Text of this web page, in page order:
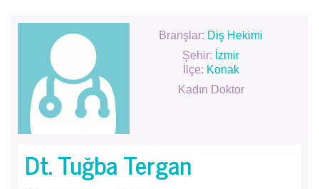
Branşlar: Diş Hekimi
Şehir: İzmir
İlçe: Konak
Kadın Doktor
Dt. Tuğba Tergan